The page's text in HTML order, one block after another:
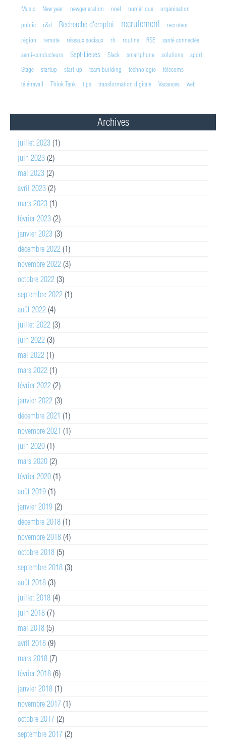
Music New year newgeneration noel numérique
organisation
public
r&d Recherche d'emploi recrutement
recruteur
région
remote réseaux sociaux rh routine RSE
santé connectée
semi-conducteurs
Sept-Lieues Slack smartphone solutions
sport
Stage
startup start-up team building technologie
télécoms
télétravail
Think Tank tips transformation digitale Vacances web
Archives
juillet 2023 (1)
juin 2023 (2)
mai 2023 (2)
avril 2023 (2)
mars 2023 (1)
février 2023 (2)
janvier 2023 (3)
décembre 2022 (1)
novembre 2022 (3)
octobre 2022 (3)
septembre 2022 (1)
août 2022 (4)
juillet 2022 (3)
juin 2022 (3)
mai 2022 (1)
mars 2022 (1)
février 2022 (2)
janvier 2022 (3)
décembre 2021 (1)
novembre 2021 (1)
juin 2020 (1)
mars 2020 (2)
février 2020 (1)
août 2019 (1)
janvier 2019 (2)
décembre 2018 (1)
novembre 2018 (4)
octobre 2018 (5)
septembre 2018 (3)
août 2018 (3)
juillet 2018 (4)
juin 2018 (7)
mai 2018 (5)
avril 2018 (9)
mars 2018 (7)
février 2018 (6)
janvier 2018 (1)
novembre 2017 (1)
octobre 2017 (2)
septembre 2017 (2)